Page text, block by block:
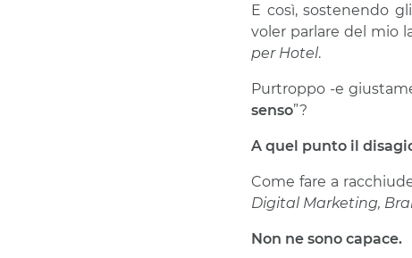
E così, sostenendo
voler parlare del mio
per Hotel.
Purtroppo -e
senso”?
A quel punto il
Come fare a
Digital Marketing,
Non ne sono capace.